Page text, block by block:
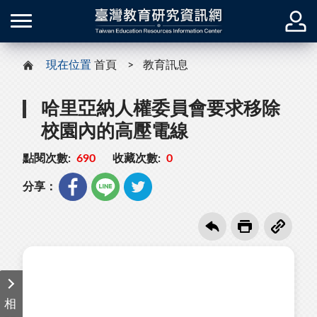
現在位置 首頁 教育訊息
哈里亞納人權委員會要求移除
校園內的高壓電線
點閱次數: 690 收藏次數: 0
分享：
相